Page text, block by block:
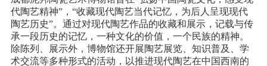
代陶艺精神”，“收藏现代陶艺当代记忆，为后人呈现现代
陶艺历史”。通过对现代陶艺作品的收藏和展示，记载与传
承一段历史的记忆，一种文化的价值，一个民族的精神。
除陈列、展示外，博物馆还开展陶艺展览、知识普及、学
术交流等多种形式的活动，以推进现代陶艺在中国西南的